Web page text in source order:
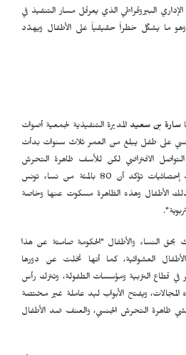
البيروقراطي الذي يعرقل مسار التنفيذ في
وهو ما يشكّل خطراً حقيقياً على الأطفال ويهدّد
سارة بن سعيد المديرة التنفيذية لجمعية أصوات
على طفل يبلغ من العمر ثلاث سنوات بدأت
الافتراضي لكن للأسف ظاهرة التحرش
الجنسي موجودة في تونس، وهناك إحصائيات تؤكد أن 80 بالمئة من نساء تونس
الأطفال وهذه الظاهرة مسكوت عنها وخاصة
بحق النساء والأطفال "الحكومة صامتة عن هذا
العشوائية، كما أنها تخلت عن دورها
في قطاع التربية ومؤسسات الطفولة، وتترك رأس
ويفتح الأبواب ليد عاملة غير مختصة
ظاهرة التحرش الجنسي، والعنف ضد الأطفال